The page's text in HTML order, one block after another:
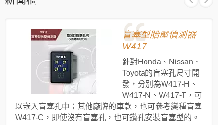
盲塞型胎壓偵測器
W417
針對Honda、Nissan、
Toyota的盲塞孔尺寸開
發，分別為W417-H、
W417-N、W417-T，可
以嵌入盲塞孔中；其他廠牌的車款，也可參考變種盲塞
W417-C，即使沒有盲塞孔，也可鑽孔安裝盲塞型的。